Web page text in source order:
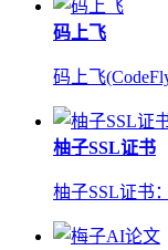
码上飞
码上飞
柚子SSL证书
柚子SSL证书